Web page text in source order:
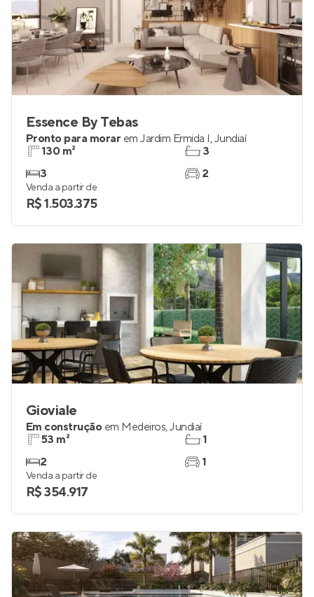
Essence By Tebas
Pronto para morar em Jardim Ermida I,Jundiaí
130 m²
3
3
2
Venda a partir de
R$ 1.503.375
Gioviale
Em construção em Medeiros,Jundiaí
53 m²
2
1
1
Venda a partir de
R$ 354.917